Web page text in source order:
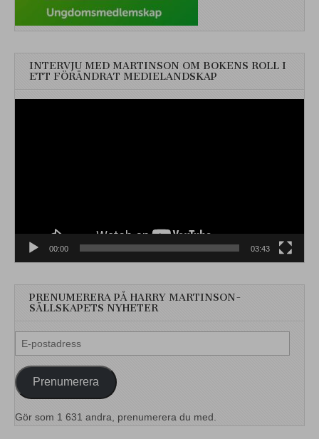
INTERVJU MED MARTINSON OM BOKENS ROLL I
ETT FÖRÄNDRAT MEDIELANDSKAP
00:00 03:43
PRENUMERERA PÅ HARRY MARTINSON-
SÄLLSKAPETS NYHETER
E-
postadress
Prenumerera
Gör som 1 631 andra, prenumerera du med.